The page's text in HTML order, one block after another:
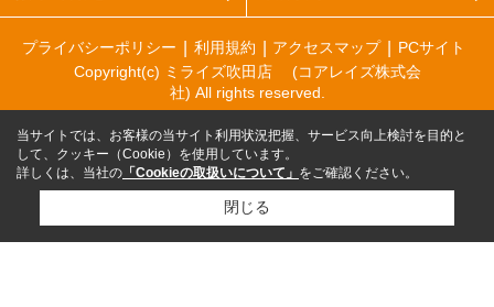
プライバシーポリシー 利用規約 アクセスマップ
PCサイト
Copyright(c) ミライズ吹田店 (コアレイズ株式会
社) All rights reserved.
当サイトでは、お客様の当サイト利用状況把握、サービス向上検討を目的と
して、クッキー（Cookie）を使用しています。
詳しくは、当社の 「Cookieの取扱いについて」 をご確認ください。
閉じる